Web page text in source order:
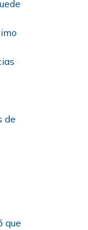
de
que